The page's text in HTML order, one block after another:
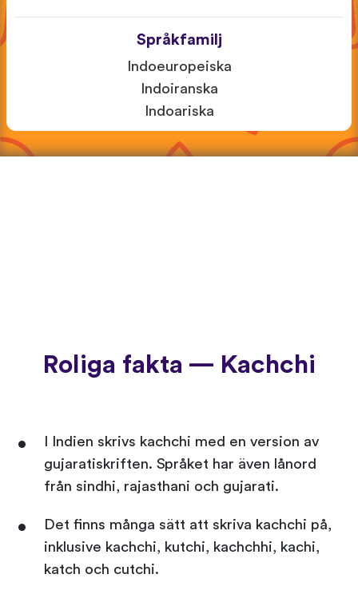
Språkfamilj
Indoeuropeiska
Indoiranska
Indoariska
Roliga fakta — Kachchi
I Indien skrivs kachchi med en version av
gujaratiskriften. Språket har även lånord
från sindhi, rajasthani och gujarati.
Det finns många sätt att skriva kachchi på,
inklusive kachchi, kutchi, kachchhi, kachi,
katch och cutchi.